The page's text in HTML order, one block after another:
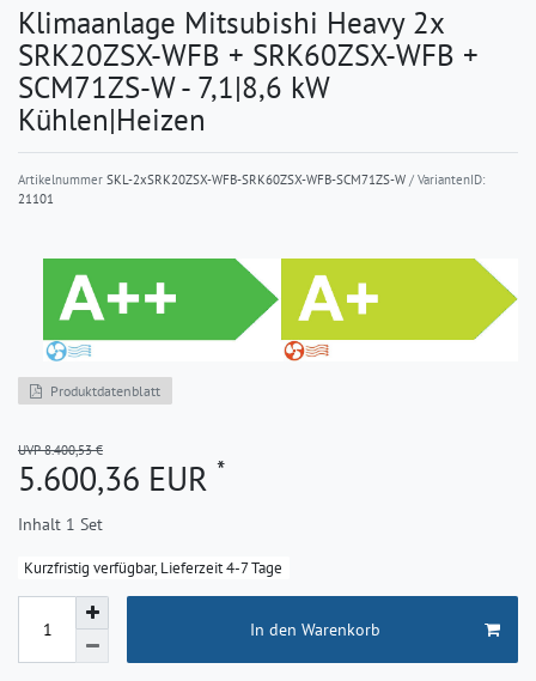
Klimaanlage Mitsubishi Heavy 2x
SRK20ZSX-WFB + SRK60ZSX-WFB +
SCM71ZS-W - 7,1|8,6 kW
Kühlen|Heizen
Artikelnummer SKL-2xSRK20ZSX-WFB-SRK60ZSX-WFB-SCM71ZS-W / VariantenID:
21101
Produktdatenblatt
UVP 8.400,53 €
5.600,36 EUR *
Inhalt 1 Set
Kurzfristig verfügbar, Lieferzeit 4-7 Tage
In den Warenkorb